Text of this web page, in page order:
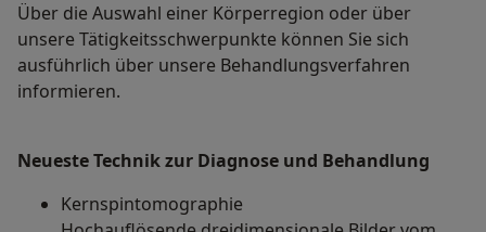
Über die Auswahl einer Körperregion oder über
unsere Tätigkeitsschwerpunkte können Sie sich
ausführlich über unsere Behandlungsverfahren
informieren.
Neueste Technik zur Diagnose und Behandlung
Kernspintomographie